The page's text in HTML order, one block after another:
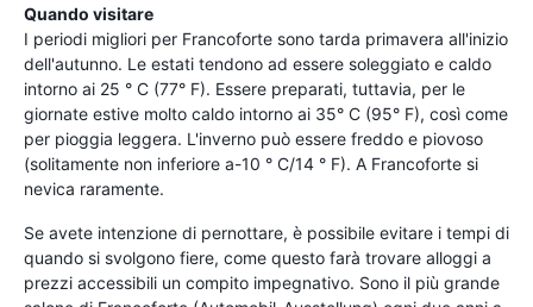
Quando visitare
I periodi migliori per Francoforte sono tarda primavera all'inizio
dell'autunno. Le estati tendono ad essere soleggiato e caldo
intorno ai 25 ° C (77° F). Essere preparati, tuttavia, per le
giornate estive molto caldo intorno ai 35° C (95° F), così come
per pioggia leggera. L'inverno può essere freddo e piovoso
(solitamente non inferiore a-10 ° C/14 ° F). A Francoforte si
nevica raramente.
Se avete intenzione di pernottare, è possibile evitare i tempi di
quando si svolgono fiere, come questo farà trovare alloggi a
prezzi accessibili un compito impegnativo. Sono il più grande